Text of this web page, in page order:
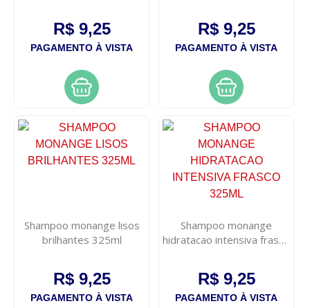
R$ 9,25
PAGAMENTO À VISTA
R$ 9,25
PAGAMENTO À VISTA
Shampoo monange lisos
brilhantes 325ml
R$ 9,25
PAGAMENTO À VISTA
Shampoo monange
hidratacao intensiva frasco
R$ 9,25
PAGAMENTO À VISTA